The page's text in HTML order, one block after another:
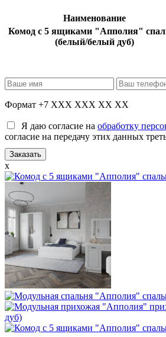
Наименование
Комод с 5 ящиками "Апполия"
(белый/белый дуб)
Формат +7 XXX XXX XX XX
Я даю согласие на обработку
согласие на передачу этих данных
x